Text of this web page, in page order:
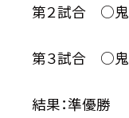
第２試合 ○
第３試合 ○
結果：準優勝